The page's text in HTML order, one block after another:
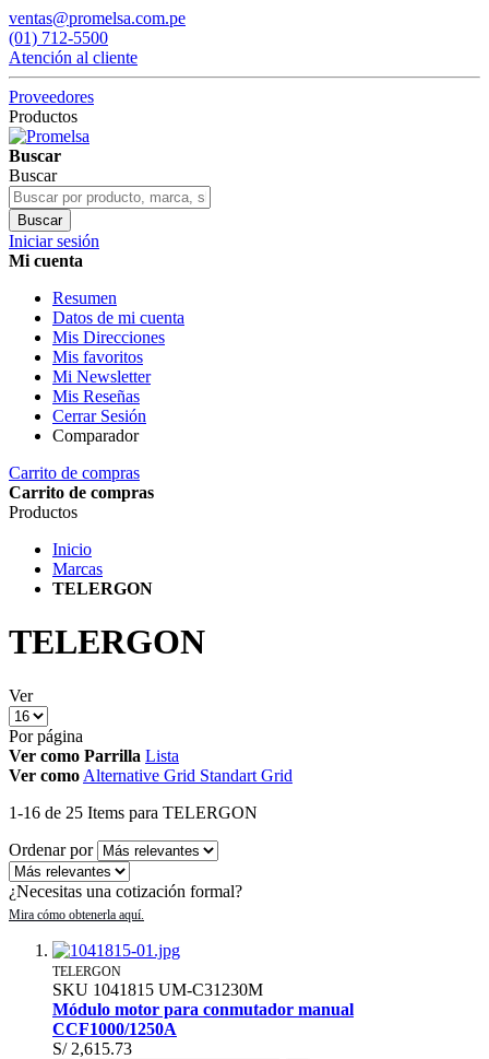
ventas@promelsa.com.pe
(01) 712-5500
Atención al cliente
Proveedores
Productos
Buscar
Buscar
Buscar
Iniciar sesión
Mi cuenta
Resumen
Datos de mi cuenta
Mis Direcciones
Mis favoritos
Mi Newsletter
Mis Reseñas
Cerrar Sesión
Comparador
Carrito de compras
Carrito de compras
Productos
Inicio
Marcas
TELERGON
TELERGON
Ver
Por página
Ver como Parrilla Lista
Ver como Alternative Grid Standart Grid
1-16 de 25 Items para TELERGON
Ordenar por
¿Necesitas una cotización formal?
TELERGON
SKU 1041815 UM-C31230M
Módulo motor para conmutador manual
CCF1000/1250A
S/ 2,615.73